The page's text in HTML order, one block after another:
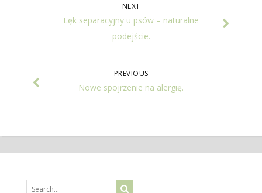
NEXT
Lęk separacyjny u psów – naturalne
podejście.
PREVIOUS
Nowe spojrzenie na alergię.